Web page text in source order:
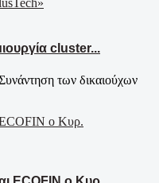
cluster...
των δικαιούχων